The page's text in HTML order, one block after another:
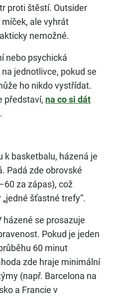
proti štěstí. Outsider
ale vyhrát
nemožné.
nebo psychická
jednotlivce, pokud se
ho nikdo vystřídat.
představí, na co si dát
.
k basketbalu, házená je
Padá zde obrovské
za zápas), což
šťastné trefy“.
házené se prosazuje
Pokud je jeden
60 minut
zde hraje minimální
(např. Barcelona na
a Francie v